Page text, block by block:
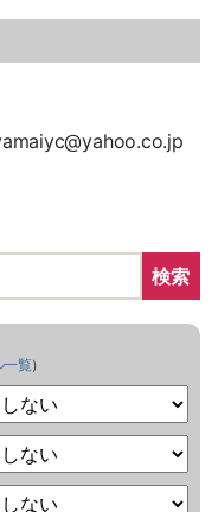
検索
一覧）